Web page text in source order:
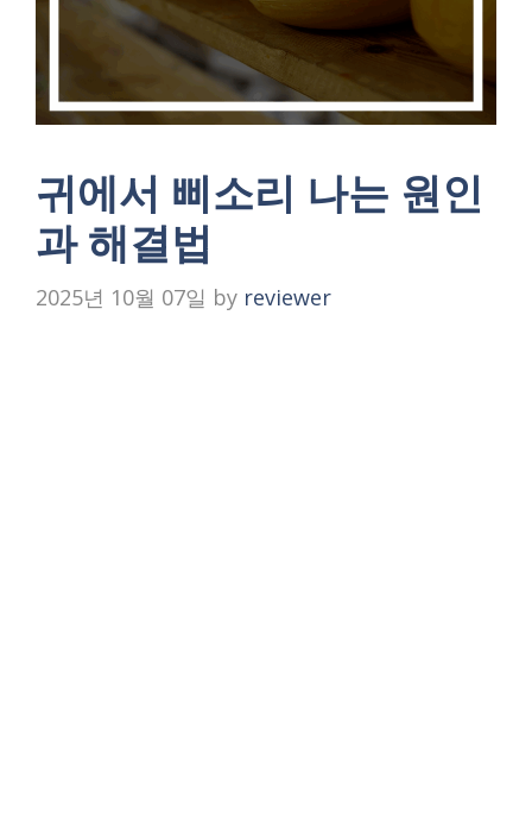
귀에서 삐소리 나는 원인
과 해결법
2025년 10월 07일 by reviewer